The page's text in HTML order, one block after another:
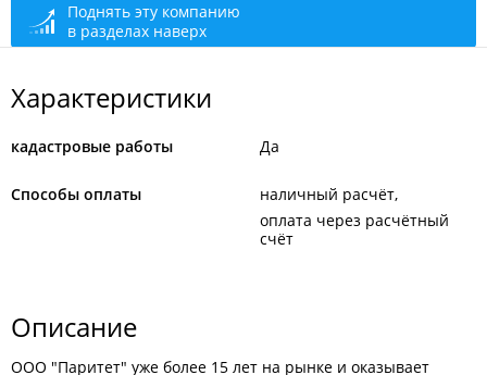
Поднять эту компанию
в разделах наверх
Характеристики
кадастровые работы Да
Способы оплаты
наличный расчёт
оплата через расчётный
счёт
Описание
ООО "Паритет" уже более 15 лет на рынке и оказывает